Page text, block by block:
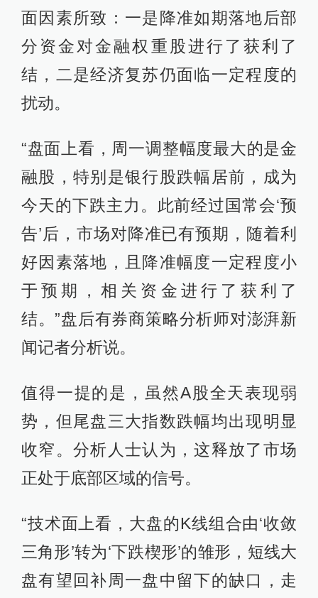
面因素所致：一是降准如期落地后部
分资金对金融权重股进行了获利了
结，二是经济复苏仍面临一定程度的
扰动。
“盘面上看，周一调整幅度最大的是金
融股，特别是银行股跌幅居前，成为
今天的下跌主力。此前经过国常会‘预
告’后，市场对降准已有预期，随着利
好因素落地，且降准幅度一定程度小
于预期，相关资金进行了获利了
结。”盘后有券商策略分析师对澎湃新
闻记者分析说。
值得一提的是，虽然A股全天表现弱
势，但尾盘三大指数跌幅均出现明显
收窄。分析人士认为，这释放了市场
正处于底部区域的信号。
“技术面上看，大盘的K线组合由‘收敛
三角形’转为‘下跌楔形’的雏形，短线大
盘有望回补周一盘中留下的缺口，走